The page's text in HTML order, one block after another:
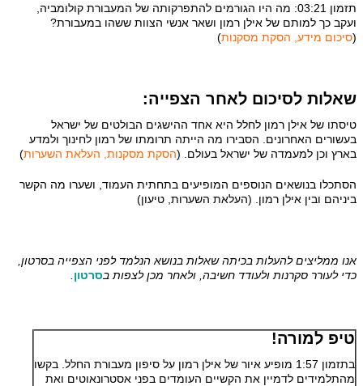
תזמון 03:21: מה היו הגורמים להתפרקותה של המעבורת קולומביה,
ועקב כך למותם של אילן רמון ושאר אנשי הצוות ששהו במעבורת?
(סיכום מידע, הסקת מסקנות)
שאלות לסיכום לאחר הצפייה:
טיסתו של אילן רמון לחלל היא אחד ההישגים הבולטים של ישראל
בעשורים האחרונים. הסבירו מה הייתה תרומתו של רמון לחינוך ולמדע
בארץ וכן למעמדה של ישראל בעולם. (הסקת מסקנות, העלאת השערות)
הסתכלו בנושאים הנוספים המופיעים בתחתית העמוד, ושערו מה הקשר
ביניהם ובין אילן רמון. (העלאת השערות, טיעון)
אנו ממליצים להעלות בכיתה שאלות בנושא הנלמד לפני הצפייה בסרטון,
כדי לעורר סקרנות ולעודד חשיבה, ולאחר מכן לצפות בסרטון
טיפ למורה!
בתזמון 1:57 מופיע איור של אילן רמון על סיפון מעבורת החלל. בקשו
מהתלמידים לדמיין את הקשיים העומדים בפני אסטרונאוטים ואת